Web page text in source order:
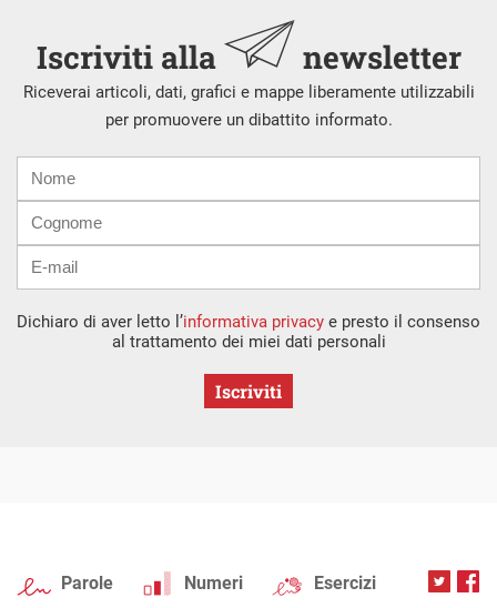
Iscriviti alla newsletter
Riceverai articoli, dati, grafici e mappe liberamente utilizzabili
per promuovere un dibattito informato.
mail
Dichiaro di aver letto l’informativa privacy e presto il consenso
al trattamento dei miei dati personali
Iscriviti
Parole Numeri Esercizi